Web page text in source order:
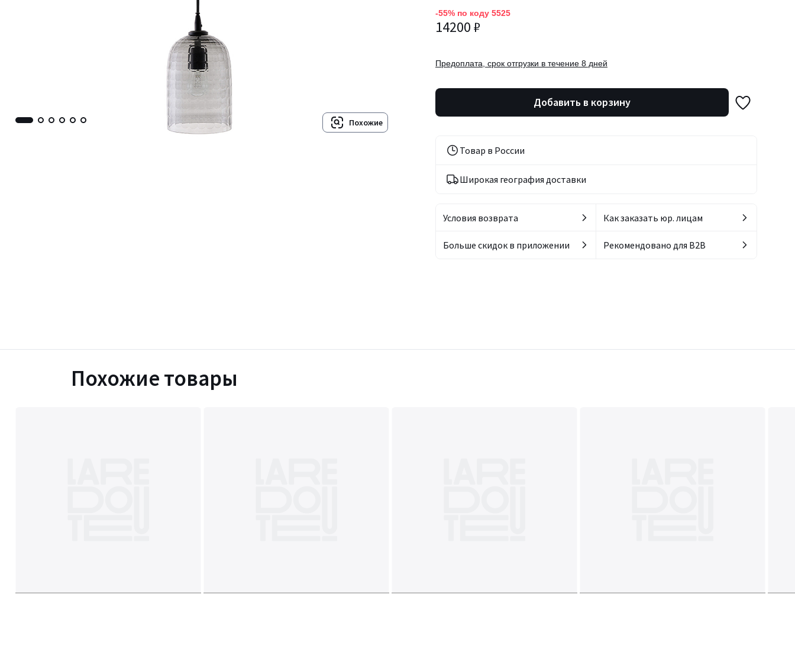
Похожие
-55% по коду 5525
14200 ₽
Предоплата, срок отгрузки в течение 8 дней
Добавить в корзину
Товар в России
Широкая география доставки
Условия возврата Как заказать юр. лицам
Больше скидок в приложении Рекомендовано для B2B
Похожие товары